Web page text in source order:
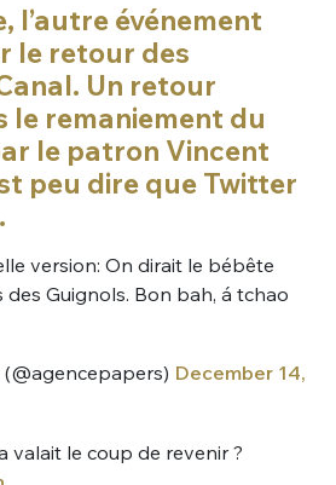
l’autre événement
le retour des
Un retour
le remaniement du
le patron Vincent
peu dire que Twitter
version: On dirait le bébête
Guignols. Bon bah, á tchao
December 14,
valait le coup de revenir ?